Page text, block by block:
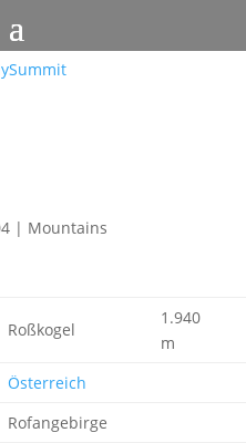
| Mountains
Roßkogel
1.940
m
Österreich
Rofangebirge